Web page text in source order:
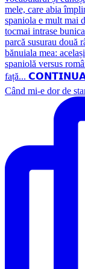
Când mi-e dor de